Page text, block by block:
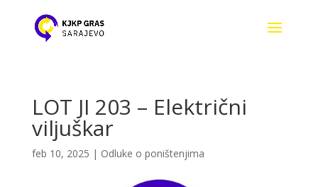
LOT JI 203 – Električni
viljuškar
feb 10, 2025 | Odluke o poništenjima